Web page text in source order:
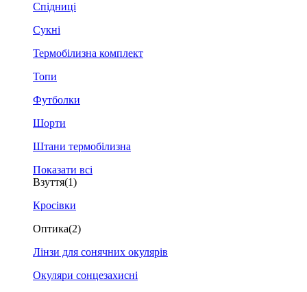
Спідниці
Сукні
Термобілизна комплект
Топи
Футболки
Шорти
Штани термобілизна
Показати всі
Взуття(1)
Кросівки
Оптика(2)
Лінзи для сонячних окулярів
Окуляри сонцезахисні